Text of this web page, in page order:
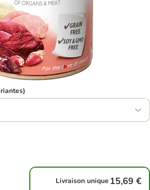
Livraison unique 15,69 €